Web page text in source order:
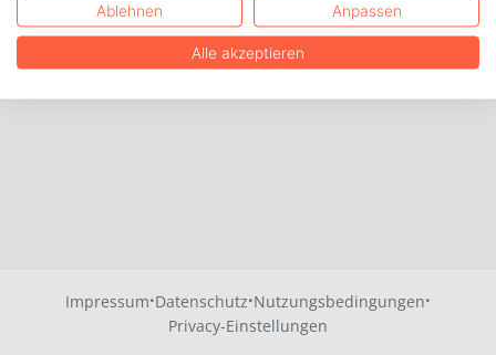
Impressum·Datenschutz·Nutzungsbedingungen·
Privacy-Einstellungen
Ablehnen Anpassen
Alle akzeptieren